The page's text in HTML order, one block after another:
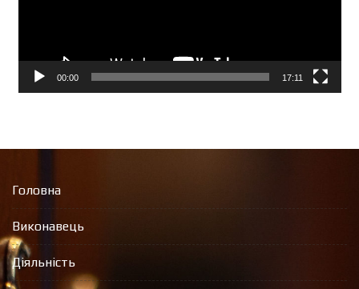
00:00 17:11
Головна
Виконавець
Діяльність